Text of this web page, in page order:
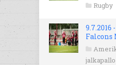
Rugby
9.7.2016
Falcons
jalkapallo